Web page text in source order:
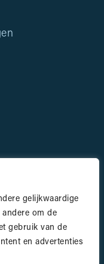
gelijkwaardige
andere om de
gebruik van de
en advertenties